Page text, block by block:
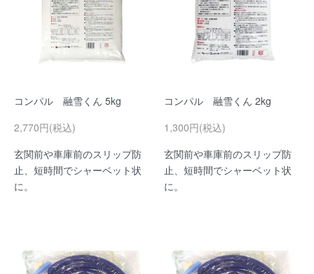
コンパル 融雪くん 5kg
2,770円(税込)
玄関前や車庫前のスリップ防
止、短時間でシャーベット状
に。
コンパル 融雪くん 2kg
1,300円(税込)
玄関前や車庫前のスリップ防
止、短時間でシャーベット状
に。